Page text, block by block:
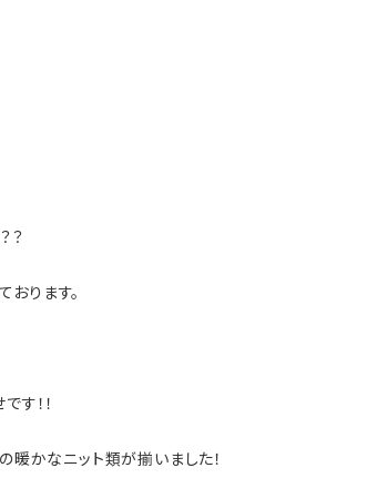
？
ります。
す！！
かなニット類が揃いました！